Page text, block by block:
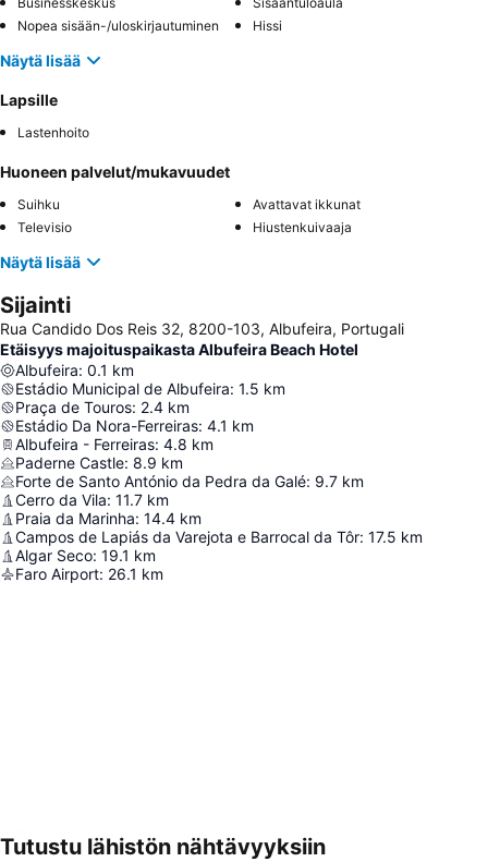
Nopea sisään-/uloskirjautuminen
Hissi
Näytä lisää
Lapsille
Lastenhoito
Huoneen palvelut/mukavuudet
Suihku
Avattavat ikkunat
Televisio
Hiustenkuivaaja
Näytä lisää
Sijainti
Rua Candido Dos Reis 32, 8200-103, Albufeira, Portugali
Etäisyys majoituspaikasta Albufeira Beach Hotel
Albufeira: 0.1 km
Estádio Municipal de Albufeira: 1.5 km
Praça de Touros: 2.4 km
Estádio Da Nora-Ferreiras: 4.1 km
Albufeira - Ferreiras: 4.8 km
Paderne Castle: 8.9 km
Forte de Santo António da Pedra da Galé: 9.7 km
Cerro da Vila: 11.7 km
Praia da Marinha: 14.4 km
Campos de Lapiás da Varejota e Barrocal da Tôr: 17.5 km
Algar Seco: 19.1 km
Faro Airport: 26.1 km
Tutustu lähistön nähtävyyksiin